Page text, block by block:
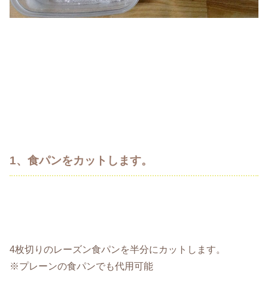
1、食パンをカットします。
4枚切りのレーズン食パンを半分にカットします。
※プレーンの食パンでも代用可能